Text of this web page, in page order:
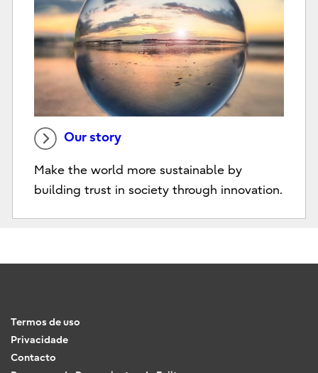
Our story
Make the world more sustainable by
building trust in society through innovation.
Termos de uso
Privacidade
Contacto